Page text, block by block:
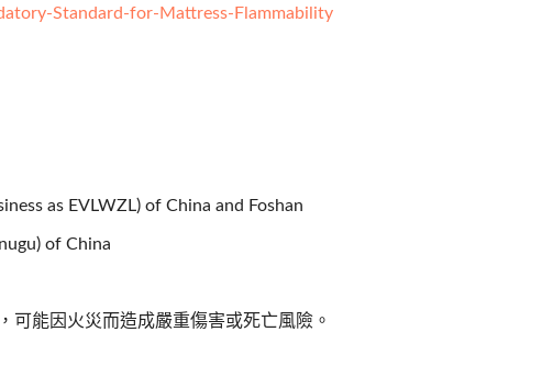
Standard-for-Mattress-Flammability
as EVLWZL) of China and Foshan
of China
可能因火災而造成嚴重傷害或死亡風險。